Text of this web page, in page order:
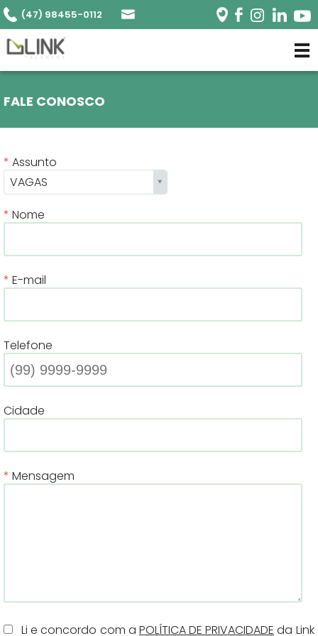
(47) 98455-0112
FALE CONOSCO
Assunto
VAGAS
Nome
E-mail
Telefone
Cidade
Mensagem
Li e concordo com a POLÍTICA DE PRIVACIDADE